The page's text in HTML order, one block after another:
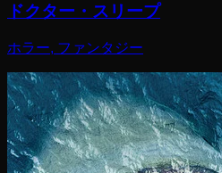
ドクター・スリープ
ホラー, ファンタジー